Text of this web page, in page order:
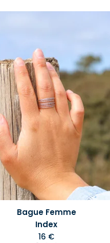
Bague Femme
Index
16 €